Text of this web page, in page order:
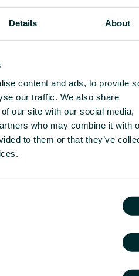
Details About
content and ads, to provide
our traffic. We also share
our site with our social media,
who may combine it with
to them or that they’ve
toimitetaan sisältäen
paluuventtiilin.
ohjauspaneeli,
jne. on saatavana
virtajohdot ja
varten, ovat
Vido S2 Auto
V:n virtajohtoa,
nollajohdolle ja